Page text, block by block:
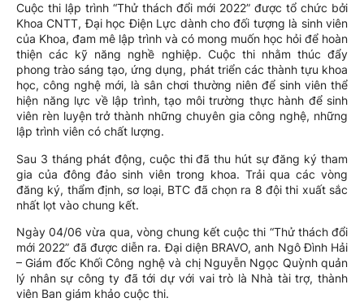
Cuộc thi lập trình “Thử thách đổi mới 2022” được tổ chức bởi
Khoa CNTT, Đại học Điện Lực dành cho đối tượng là sinh viên
của Khoa, đam mê lập trình và có mong muốn học hỏi để hoàn
thiện các kỹ năng nghề nghiệp. Cuộc thi nhằm thúc đẩy
phong trào sáng tạo, ứng dụng, phát triển các thành tựu khoa
học, công nghệ mới, là sân chơi thường niên để sinh viên thể
hiện năng lực về lập trình, tạo môi trường thực hành để sinh
viên rèn luyện trở thành những chuyên gia công nghệ, những
lập trình viên có chất lượng.
Sau 3 tháng phát động, cuộc thi đã thu hút sự đăng ký tham
gia của đông đảo sinh viên trong khoa. Trải qua các vòng
đăng ký, thẩm định, sơ loại, BTC đã chọn ra 8 đội thi xuất sắc
nhất lọt vào chung kết.
Ngày 04/06 vừa qua, vòng chung kết cuộc thi “Thử thách đổi
mới 2022” đã được diễn ra. Đại diện BRAVO, anh Ngô Đình Hải
– Giám đốc Khối Công nghệ và chị Nguyễn Ngọc Quỳnh quản
lý nhân sự công ty đã tới dự với vai trò là Nhà tài trợ, thành
viên Ban giám khảo cuộc thi.